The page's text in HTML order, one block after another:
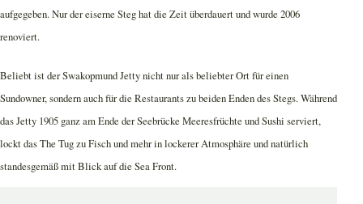
aufgegeben. Nur der eiserne Steg hat die Zeit überdauert und wurde 2006
renoviert.
Beliebt ist der Swakopmund Jetty nicht nur als beliebter Ort für einen
Sundowner, sondern auch für die Restaurants zu beiden Enden des Stegs. Während
das Jetty 1905 ganz am Ende der Seebrücke Meeresfrüchte und Sushi serviert,
lockt das The Tug zu Fisch und mehr in lockerer Atmosphäre und natürlich
standesgemäß mit Blick auf die Sea Front.